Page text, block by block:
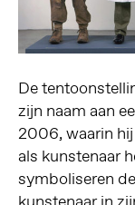
De
zijn naam aan
2006, waarin
als kunstenaar
symboliseren